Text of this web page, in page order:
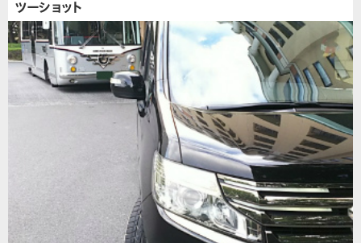
ツーショット